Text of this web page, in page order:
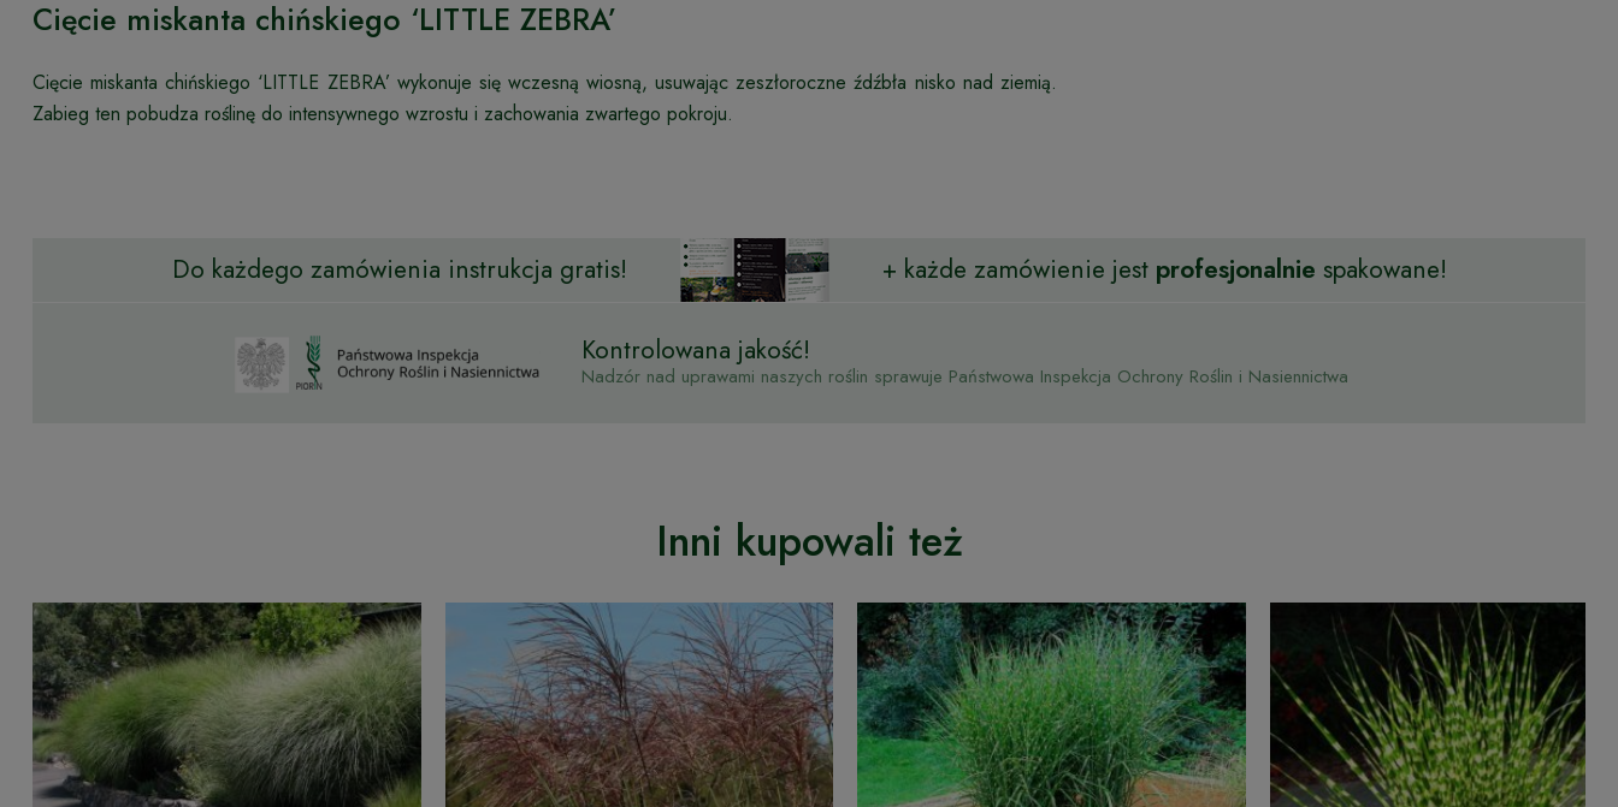
Cięcie miskanta chińskiego ‘LITTLE ZEBRA’
Cięcie miskanta chińskiego ‘LITTLE ZEBRA’ wykonuje się wczesną wiosną, usuwając zeszłoroczne źdźbła nisko nad ziemią.
Zabieg ten pobudza roślinę do intensywnego wzrostu i zachowania zwartego pokroju.
Do każdego zamówienia instrukcja gratis! + każde zamówienie jest profesjonalnie spakowane!
Kontrolowana jakość!
Nadzór nad uprawami naszych roślin sprawuje Państwowa Inspekcja Ochrony Roślin i Nasiennictwa
Inni kupowali też